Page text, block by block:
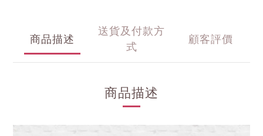
商品描述
送貨及付款方
式
顧客評價
商品描述